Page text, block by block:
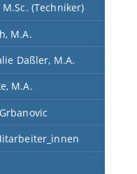
(Techniker)
M.A.
Daßler, M.A.
M.A.